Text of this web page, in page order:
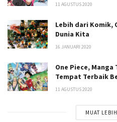
11 AGUSTUS 2020
Lebih dari Komik,
Dunia Kita
16 JANUARI 2020
One Piece,
Tempat Terbaik
11 AGUSTUS 2020
MUAT